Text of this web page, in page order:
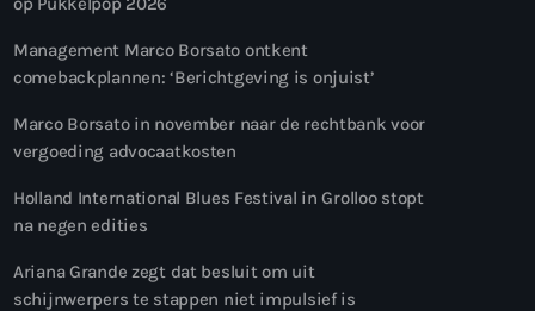
Management Marco Borsato ontkent
comebackplannen: ‘Berichtgeving is onjuist’
Marco Borsato in november naar de rechtbank voor
vergoeding advocaatkosten
Holland International Blues Festival in Grolloo stopt
na negen edities
Ariana Grande zegt dat besluit om uit
schijnwerpers te stappen niet impulsief is